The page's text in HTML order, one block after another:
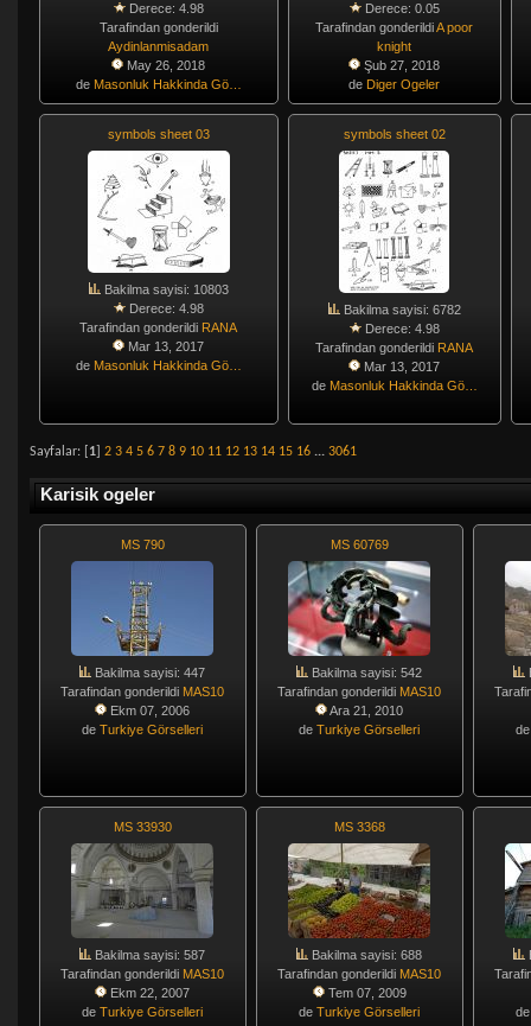
Derece: 4.98
Tarafindan gonderildi
Aydinlanmisadam
May 26, 2018
de Masonluk Hakkinda Gö…
Derece: 0.05
Tarafindan gonderildiA poor
knight
Şub 27, 2018
de Diger Ogeler
symbols sheet 03
Bakilma sayisi: 10803
Derece: 4.98
Tarafindan gonderildi RANA
Mar 13, 2017
de Masonluk Hakkinda Gö…
symbols sheet 02
Bakilma sayisi: 6782
Derece: 4.98
Tarafindan gonderildi RANA
Mar 13, 2017
de Masonluk Hakkinda Gö…
Sayfalar: [ 1] 2 3 4 5 6 7 8 9 10 11 12 13 14 15 16 ... 3061
Karisik ogeler
MS 790
Bakilma sayisi: 447
Tarafindan gonderildi MAS10
Ekm 07, 2006
deTurkiye Görselleri
MS 60769
Bakilma sayisi: 542
Tarafindan gonderildi MAS10
Ara 21, 2010
deTurkiye Görselleri
MS 33930
Bakilma sayisi: 587
Tarafindan gonderildi MAS10
Ekm 22, 2007
deTurkiye Görselleri
MS 3368
Bakilma sayisi: 688
Tarafindan gonderildi MAS10
Tem 07, 2009
deTurkiye Görselleri